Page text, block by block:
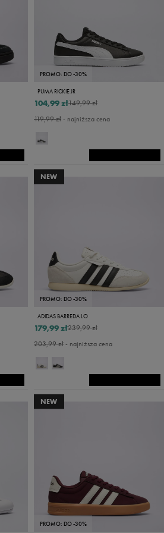
PROMO: DO -30%
PUMA RICKIE JR
149,99 zł
104,99 zł
119,99 zł- najniższa cena
NEW
PROMO: DO -30%
ADIDAS BARREDA LO
239,99 zł
179,99 zł
203,99 zł- najniższa cena
NEW
PROMO: DO -30%